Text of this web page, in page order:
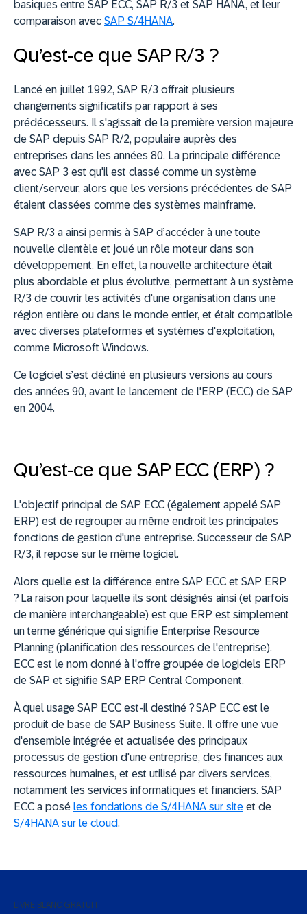
basiques entre SAP ECC, SAP R/3 et SAP HANA, et leur
comparaison avec SAP S/4HANA.
Qu’est-ce que SAP R/3 ?
Lancé en juillet 1992, SAP R/3 offrait plusieurs
changements significatifs par rapport à ses
prédécesseurs. Il s'agissait de la première version majeure
de SAP depuis SAP R/2, populaire auprès des
entreprises dans les années 80. La principale différence
avec SAP 3 est qu'il est classé comme un système
client/serveur, alors que les versions précédentes de SAP
étaient classées comme des systèmes mainframe.
SAP R/3 a ainsi permis à SAP d’accéder à une toute
nouvelle clientèle et joué un rôle moteur dans son
développement. En effet, la nouvelle architecture était
plus abordable et plus évolutive, permettant à un système
R/3 de couvrir les activités d'une organisation dans une
région entière ou dans le monde entier, et était compatible
avec diverses plateformes et systèmes d'exploitation,
comme Microsoft Windows.
Ce logiciel s’est décliné en plusieurs versions au cours
des années 90, avant le lancement de l'ERP (ECC) de SAP
en 2004.
Qu’est-ce que SAP ECC (ERP) ?
L'objectif principal de SAP ECC (également appelé SAP
ERP) est de regrouper au même endroit les principales
fonctions de gestion d'une entreprise. Successeur de SAP
R/3, il repose sur le même logiciel.
Alors quelle est la différence entre SAP ECC et SAP ERP
? La raison pour laquelle ils sont désignés ainsi (et parfois
de manière interchangeable) est que ERP est simplement
un terme générique qui signifie Enterprise Resource
Planning (planification des ressources de l'entreprise).
ECC est le nom donné à l'offre groupée de logiciels ERP
de SAP et signifie SAP ERP Central Component.
À quel usage SAP ECC est-il destiné ? SAP ECC est le
produit de base de SAP Business Suite. Il offre une vue
d'ensemble intégrée et actualisée des principaux
processus de gestion d'une entreprise, des finances aux
ressources humaines, et est utilisé par divers services,
notamment les services informatiques et financiers. SAP
ECC a posé les fondations de S/4HANA sur site et de
S/4HANA sur le cloud.
LIVRE BLANC GRATUIT